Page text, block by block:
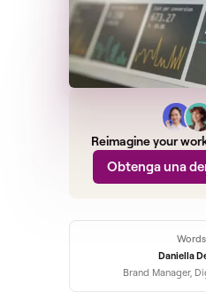
Reimagine your
Obtenga una
Daniella
Brand Manager,